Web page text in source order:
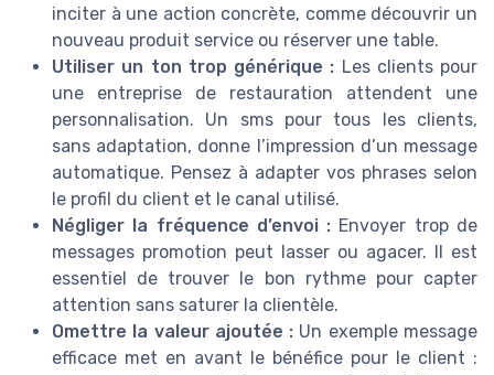
inciter à une action concrète, comme découvrir un
nouveau produit service ou réserver une table.
Utiliser un ton trop générique : Les clients pour
une entreprise de restauration attendent une
personnalisation. Un sms pour tous les clients,
sans adaptation, donne l’impression d’un message
automatique. Pensez à adapter vos phrases selon
le profil du client et le canal utilisé.
Négliger la fréquence d’envoi : Envoyer trop de
messages promotion peut lasser ou agacer. Il est
essentiel de trouver le bon rythme pour capter
attention sans saturer la clientèle.
Omettre la valeur ajoutée : Un exemple message
efficace met en avant le bénéfice pour le client :